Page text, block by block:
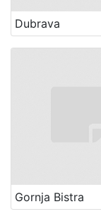
Dubrava
Gornja Bistra